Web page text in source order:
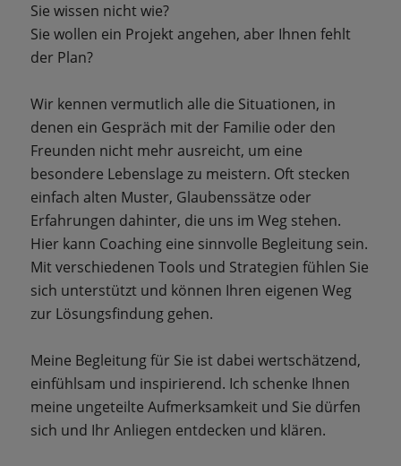
Sie wissen nicht wie?
Sie wollen ein Projekt angehen, aber Ihnen fehlt
der Plan?
Wir kennen vermutlich alle die Situationen, in
denen ein Gespräch mit der Familie oder den
Freunden nicht mehr ausreicht, um eine
besondere Lebenslage zu meistern. Oft stecken
einfach alten Muster, Glaubenssätze oder
Erfahrungen dahinter, die uns im Weg stehen.
Hier kann Coaching eine sinnvolle Begleitung sein.
Mit verschiedenen Tools und Strategien fühlen Sie
sich unterstützt und können Ihren eigenen Weg
zur Lösungsfindung gehen.
Meine Begleitung für Sie ist dabei wertschätzend,
einfühlsam und inspirierend. Ich schenke Ihnen
meine ungeteilte Aufmerksamkeit und Sie dürfen
sich und Ihr Anliegen entdecken und klären.